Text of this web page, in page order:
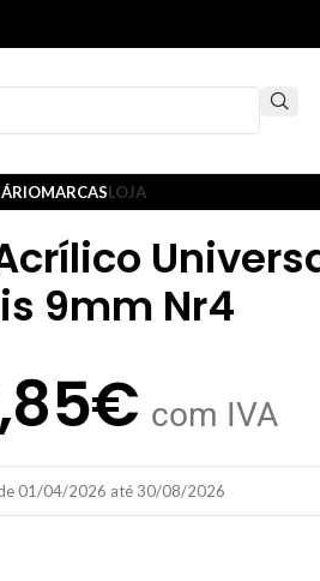
MARCASLOJA
9mm Nr4
€ com IVA
01/04/2026 até 30/08/2026